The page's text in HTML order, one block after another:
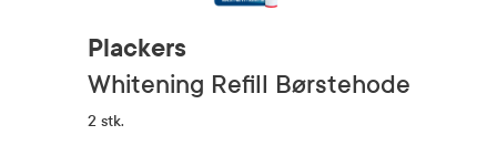
Plackers
Whitening Refill Børstehode
2 stk.